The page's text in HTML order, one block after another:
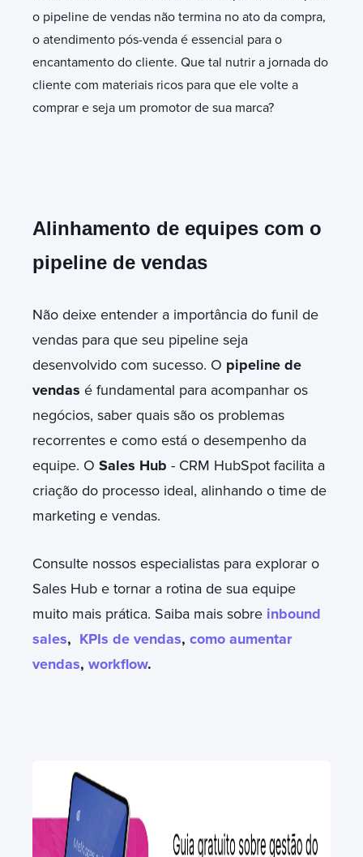
o pipeline de vendas não termina no ato da compra,
o atendimento pós-venda é essencial para o
encantamento do cliente. Que tal nutrir a jornada do
cliente com materiais ricos para que ele volte a
comprar e seja um promotor de sua marca?
Alinhamento de equipes com o
pipeline de vendas
Não deixe entender a importância do funil de
vendas para que seu pipeline seja
desenvolvido com sucesso. O pipeline de
vendas é fundamental para acompanhar os
negócios, saber quais são os problemas
recorrentes e como está o desempenho da
equipe. O Sales Hub - CRM HubSpot facilita a
criação do processo ideal, alinhando o time de
marketing e vendas.
Consulte nossos especialistas para explorar o
Sales Hub e tornar a rotina de sua equipe
muito mais prática. Saiba mais sobre inbound
sales, KPIs de vendas, como aumentar
vendas, workflow.